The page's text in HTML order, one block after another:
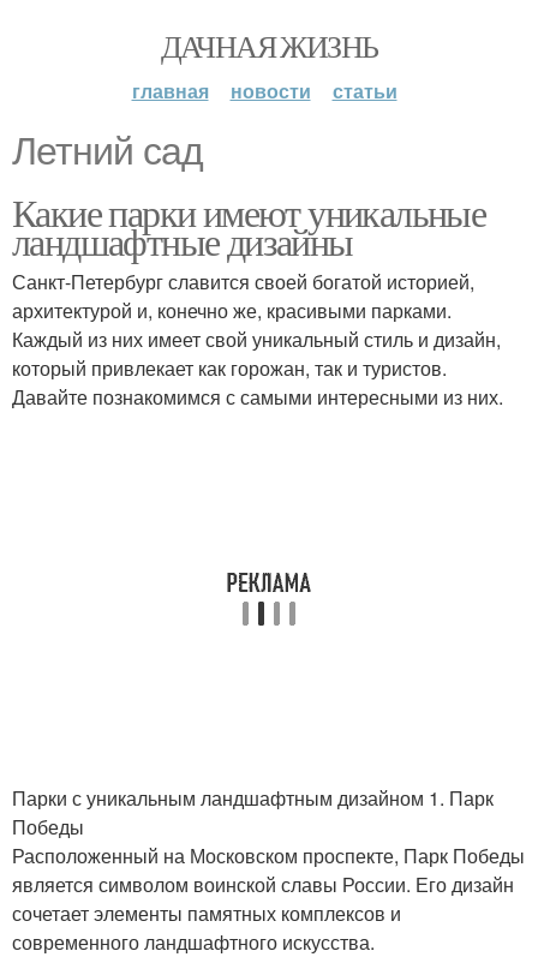
ДАЧНАЯ ЖИЗНЬ
главная новости статьи
Летний сад
Какие парки имеют уникальные
ландшафтные дизайны
Санкт-Петербург славится своей богатой историей,
архитектурой и, конечно же, красивыми парками.
Каждый из них имеет свой уникальный стиль и дизайн,
который привлекает как горожан, так и туристов.
Давайте познакомимся с самыми интересными из них.
Парки с уникальным ландшафтным дизайном 1. Парк
Победы
Расположенный на Московском проспекте, Парк Победы
является символом воинской славы России. Его дизайн
сочетает элементы памятных комплексов и
современного ландшафтного искусства.